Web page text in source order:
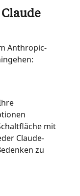
Anthropic-
mit
Claude-
zu